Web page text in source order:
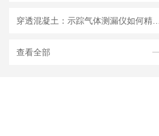
查看全部